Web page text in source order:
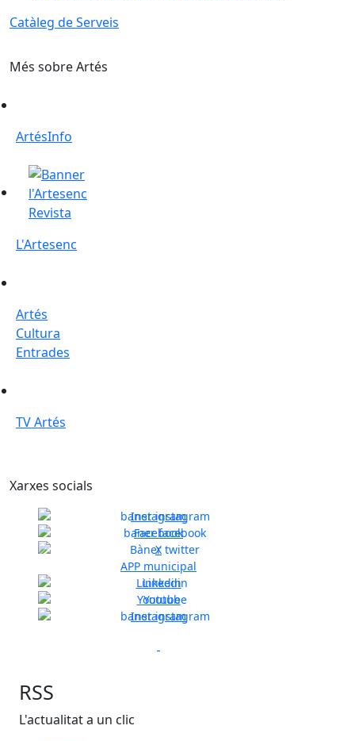
Catàleg de Serveis
Més sobre Artés
ArtésInfo
L'Artesenc
L'Artesenc
Artés
Cultura
Entrades
TV Artés
Xarxes socials
Instagram
Facebook
X
APP municipal
Linkedin
Youtube
Instagram
RSS
L'actualitat a un clic